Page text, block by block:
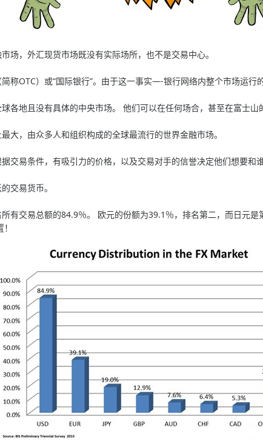
，外汇现货市场既没有实际场所，也不是交易中心。
OTC）或“国际银行”。由于这一事实—-银行网络内整个市场运行
地且没有具体的中央市场。 他们可以在任何场合，甚至在富士山
，由众多人和组织构成的全球最流行的世界金融市场。
易条件，有吸引力的价格，以及交易对手的信誉决定他们想要和谁
交易货币。
交易总额的84.9％。 欧元的份额为39.1％，排名第二，而日元是